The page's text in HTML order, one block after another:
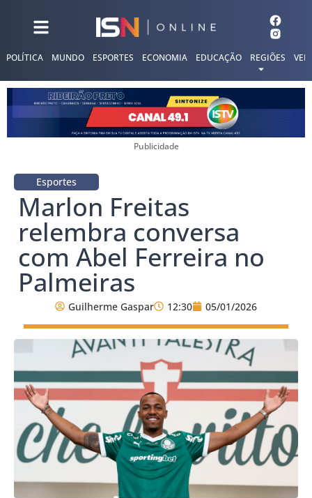
POLÍTICA MUNDO ESPORTES ECONOMIA EDUCAÇÃO REGIÕES
Publicidade
Esportes
Marlon Freitas
relembra conversa
com Abel Ferreira no
Palmeiras
Guilherme Gaspar 12:30 05/01/2026